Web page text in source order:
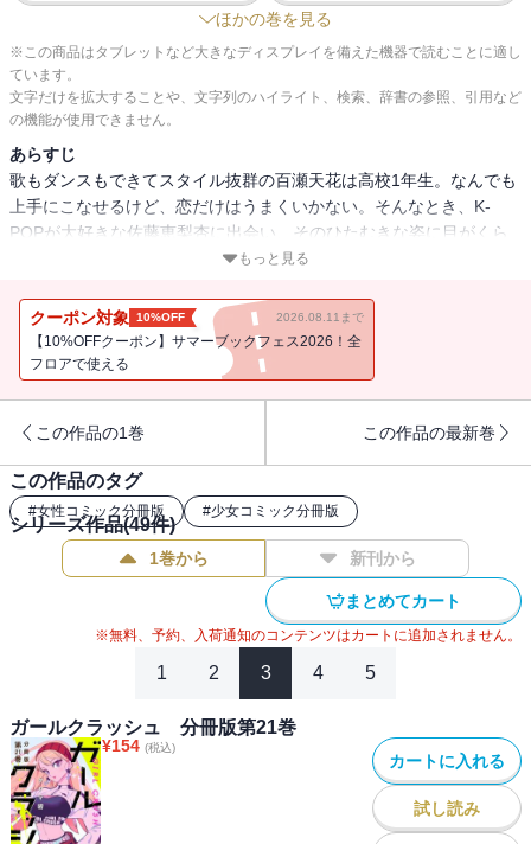
ほかの巻を見る
※この商品はタブレットなど大きなディスプレイを備えた機器で読むことに適し
ています。
文字だけを拡大することや、文字列のハイライト、検索、辞書の参照、引用など
の機能が使用できません。
あらすじ
歌もダンスもできてスタイル抜群の百瀬天花は高校1年生。なんでも
上手にこなせるけど、恋だけはうまくいかない。そんなとき、K-
POPが大好きな佐藤恵梨杏に出会い、そのひたむきな姿に目がくら
んで――。少女たちの青春は、K-POPアイドルの夢に向かって動き
胸きゅんラブストーリー♪ ※この分冊版第23巻には「ひとりとグル
ープ」「これまでとこれから」（作品連載本編の第45・46話分）が
収録されています。
もっと見る
クーポン対象 10%OFF 2026.08.11まで
【10%OFFクーポン】サマーブックフェス2026！全
フロアで使える
この作品の1巻 この作品の最新巻
この作品のタグ
#女性コミック分冊版 #少女コミック分冊版
シリーズ作品(49件)
1巻から 新刊から
まとめてカート
※無料、予約、入荷通知のコンテンツはカートに追加されません。
1 2 3 4 5
ガールクラッシュ 分冊版第21巻
¥154 (税込)
カートに入れる
試し読み